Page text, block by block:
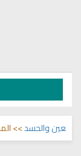
>> المكتبة